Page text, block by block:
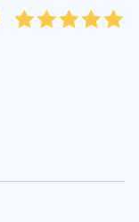
45
4
35
3
25
2
15
1
05